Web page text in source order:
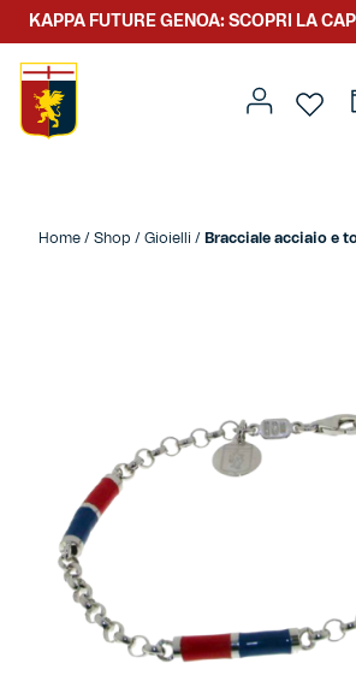
Prima squadra
Primavera
Settore giovanile
Kombat XXV
Genoa x Rolling Stone
Training
Pre Match
KAPPA FUTURE GENOA: SCOPRI LA
tondini rossoblu
Home / Shop / Gioielli / Bracciale acciaio e